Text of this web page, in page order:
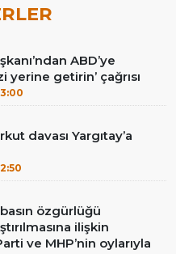
ABD’ye
yerine getirin’ çağrısı
davası Yargıtay’a
özgürlüğü
ilişkin
ve MHP’nin oylarıyla